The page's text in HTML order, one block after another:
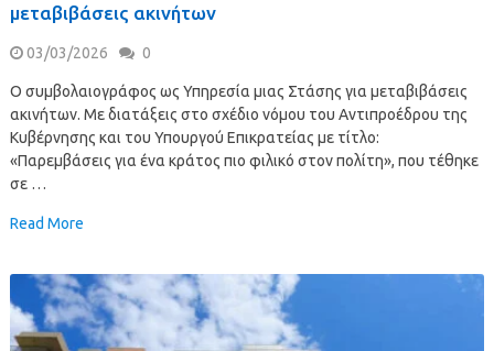
μεταβιβάσεις ακινήτων
03/03/2026 0
Ο συμβολαιογράφος ως Υπηρεσία μιας Στάσης για μεταβιβάσεις
ακινήτων. Με διατάξεις στο σχέδιο νόμου του Αντιπροέδρου της
Κυβέρνησης και του Υπουργού Επικρατείας με τίτλο:
«Παρεμβάσεις για ένα κράτος πιο φιλικό στον πολίτη», που τέθηκε
σε …
Read More